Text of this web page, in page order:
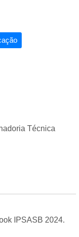
Técnica
IPSASB 2024.